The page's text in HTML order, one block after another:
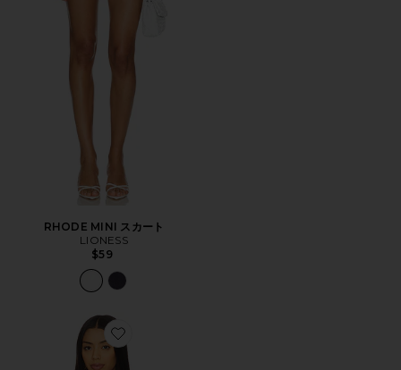
RHODE MINI スカート
LIONESS
$59
Favorite PALISADES トップ